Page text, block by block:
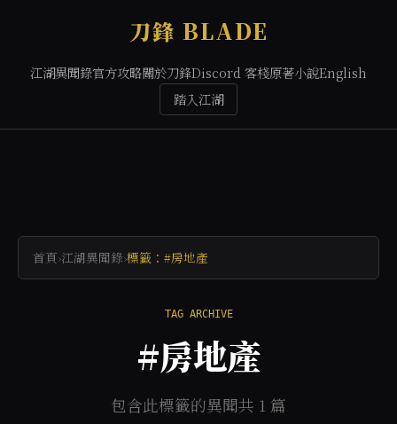
刀鋒 BLADE
江湖異聞錄官方攻略關於刀鋒Discord 客棧原著小說English
踏入江湖
首頁›江湖異聞錄›標籤：#房地產
TAG ARCHIVE
#房地產
包含此標籤的異聞共 1 篇